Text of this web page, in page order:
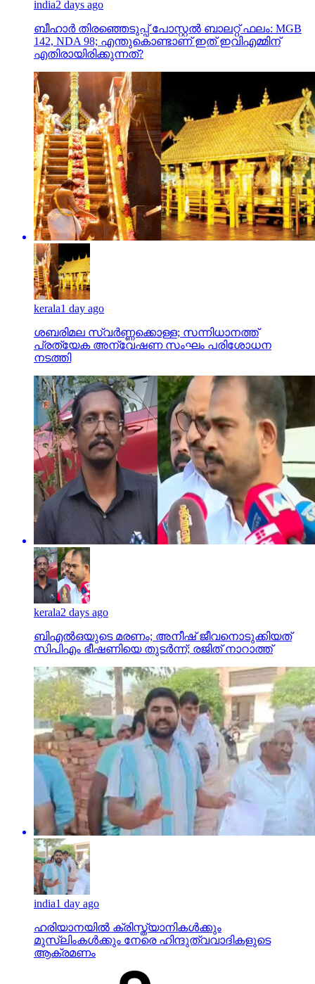
india2 days ago
ബീഹാർ തിരഞ്ഞെടുപ്പ് പോസ്റ്റൽ ബാലറ്റ് ഫലം: MGB
142, NDA 98; എന്തുകൊണ്ടാണ് ഇത് ഇവിഎമ്മിന്
എതിരായിരിക്കുന്നത്?
kerala1 day ago
ശബരിമല സ്വര്‍ണ്ണക്കൊള്ള; സന്നിധാനത്ത്
പ്രത്യേക അന്വേഷണ സംഘം പരിശോധന
നടത്തി
kerala2 days ago
ബിഎല്‍ഒയുടെ മരണം; അനീഷ് ജീവനൊടുക്കിയത്
സിപിഎം ഭീഷണിയെ തുടര്‍ന്ന്; രജിത് നാറാത്ത്
india1 day ago
ഹരിയാനയില്‍ ക്രിസ്ത്യാനികള്‍ക്കും
മുസ്‌ലിംകള്‍ക്കും നേരെ ഹിന്ദുത്വവാദികളുടെ
ആക്രമണം